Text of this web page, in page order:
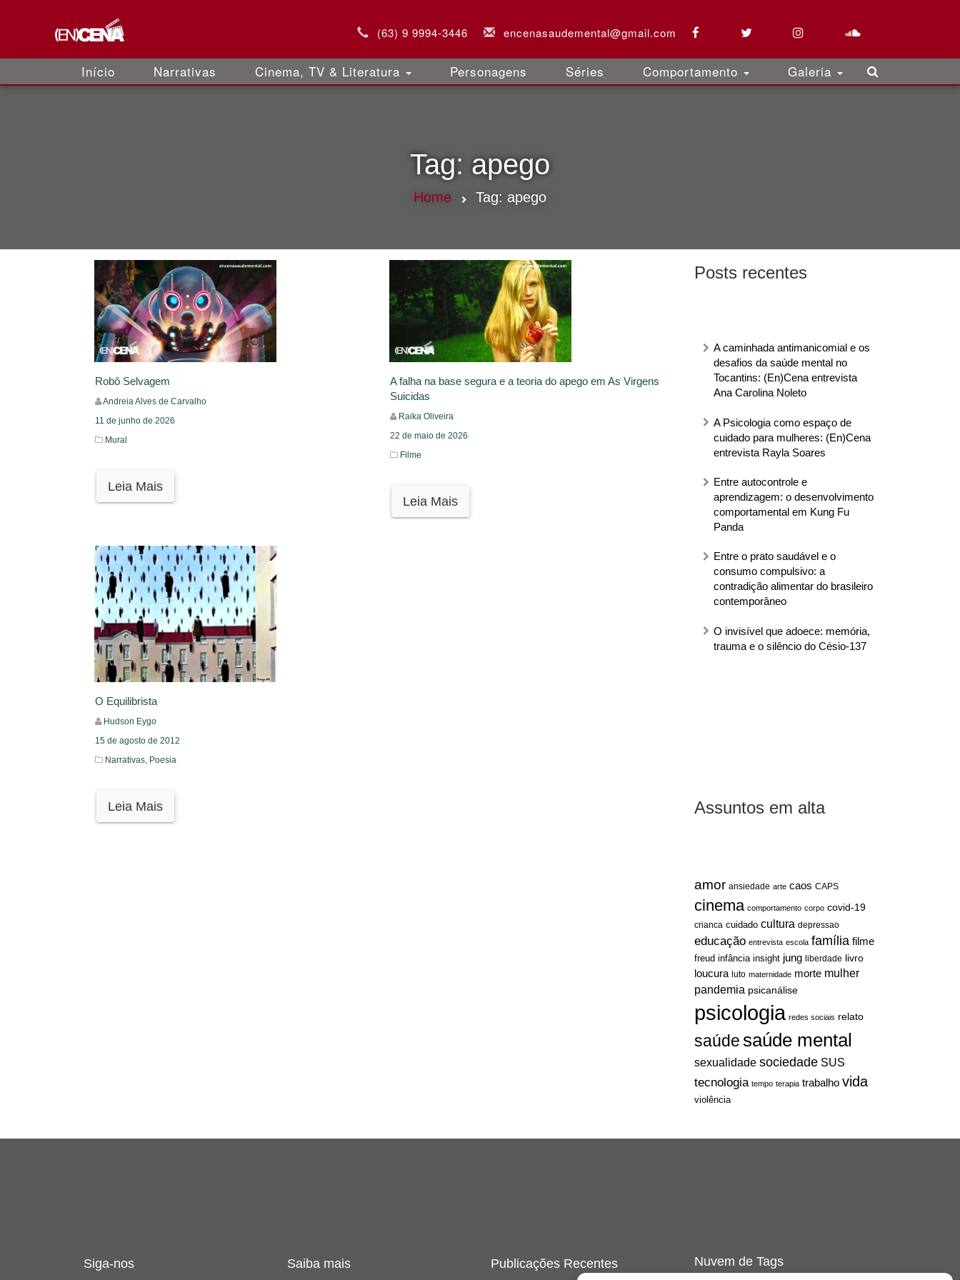
(63) 9 9994-3446 encenasaudemental@gmail.com
Início Narrativas Cinema, TV & Literatura Personagens Séries Comportamento Galeria
Tag: apego
Home Tag: apego
Posts recentes
A caminhada antimanicomial e os
desafios da saúde mental no
Tocantins: (En)Cena entrevista
Ana Carolina Noleto
A Psicologia como espaço de
cuidado para mulheres: (En)Cena
entrevista Rayla Soares
Entre autocontrole e
aprendizagem: o desenvolvimento
comportamental em Kung Fu
Panda
Entre o prato saudável e o
consumo compulsivo: a
contradição alimentar do brasileiro
contemporâneo
O invisível que adoece: memória,
trauma e o silêncio do Césio-137
Assuntos em alta
amor ansiedade arte caos CAPS
cinema comportamento corpo covid-19
crianca cuidado cultura depressao
educação entrevista escola família filme
freud infância insight jung liberdade livro
loucura luto maternidade morte mulher
pandemia psicanálise
psicologia redes sociais relato
saúdesaúde mental
sexualidade sociedade SUS
tecnologia tempo terapia trabalho vida
violência
Robô Selvagem
Andreia Alves de Carvalho
11 de junho de 2026
Mural
Leia Mais
A falha na base segura e a teoria do apego em As Virgens
Suicidas
Raika Oliveira
22 de maio de 2026
Filme
Leia Mais
O Equilibrista
Hudson Eygo
15 de agosto de 2012
Narrativas, Poesia
Leia Mais
Siga-nos Saiba mais Publicações Recentes Nuvem de Tags